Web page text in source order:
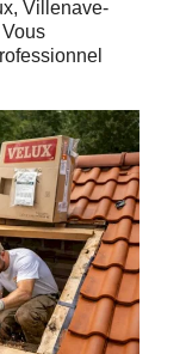
Villenave-